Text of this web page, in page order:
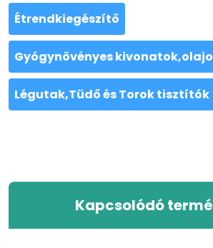
Étrendkiegészítő
Gyógynövényes
Légutak,Tüdő és Torok tisztítók
Kapcsolódó